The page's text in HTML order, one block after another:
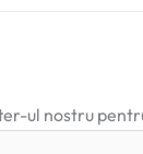
ul nostru